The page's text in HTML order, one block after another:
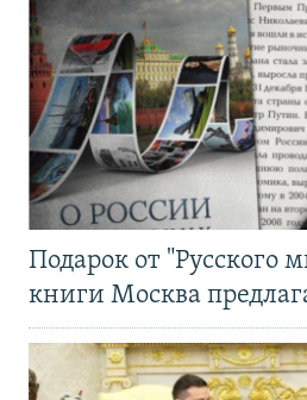
Подарок от "Русского
книги Москва